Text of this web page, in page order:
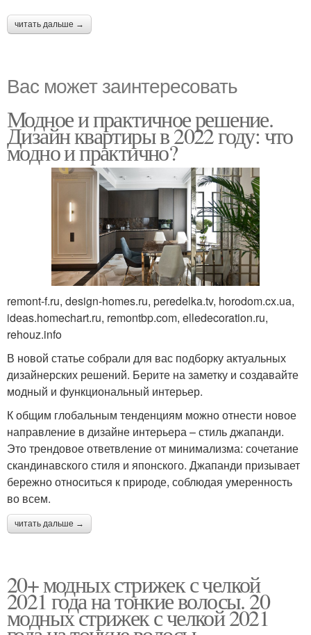
читать дальше →
Вас может заинтересовать
Модное и практичное решение.
Дизайн квартиры в 2022 году: что
модно и практично?
remont-f.ru, design-homes.ru, peredelka.tv, horodom.cx.ua,
ideas.homechart.ru, remontbp.com, elledecoration.ru,
rehouz.info
В новой статье собрали для вас подборку актуальных
дизайнерских решений. Берите на заметку и создавайте
модный и функциональный интерьер.
К общим глобальным тенденциям можно отнести новое
направление в дизайне интерьера – стиль джапанди.
Это трендовое ответвление от минимализма: сочетание
скандинавского стиля и японского. Джапанди призывает
бережно относиться к природе, соблюдая умеренность
во всем.
читать дальше →
20+ модных стрижек с челкой
2021 года на тонкие волосы. 20
модных стрижек с челкой 2021